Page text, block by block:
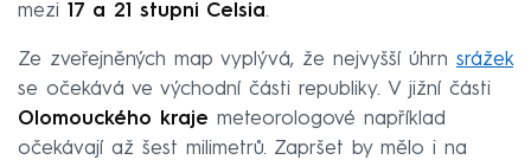
mezi 17 a 21 stupni Celsia.
Ze zveřejněných map vyplývá, že nejvyšší úhrn srážek
se očekává ve východní části republiky. V jižní části
Olomouckého kraje meteorologové například
očekávají až šest milimetrů. Zapršet by mělo i na